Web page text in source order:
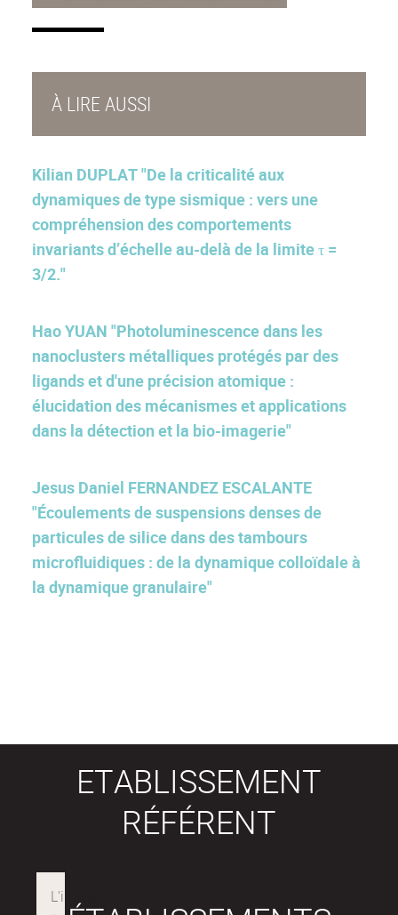
À LIRE AUSSI
Kilian DUPLAT "De la criticalité aux
dynamiques de type sismique : vers une
compréhension des comportements
invariants d’échelle au-delà de la limite τ =
3/2."
Hao YUAN "Photoluminescence dans les
nanoclusters métalliques protégés par des
ligands et d'une précision atomique :
élucidation des mécanismes et applications
dans la détection et la bio-imagerie"
Jesus Daniel FERNANDEZ ESCALANTE
"Écoulements de suspensions denses de
particules de silice dans des tambours
microfluidiques : de la dynamique colloïdale à
la dynamique granulaire"
ETABLISSEMENT
RÉFÉRENT